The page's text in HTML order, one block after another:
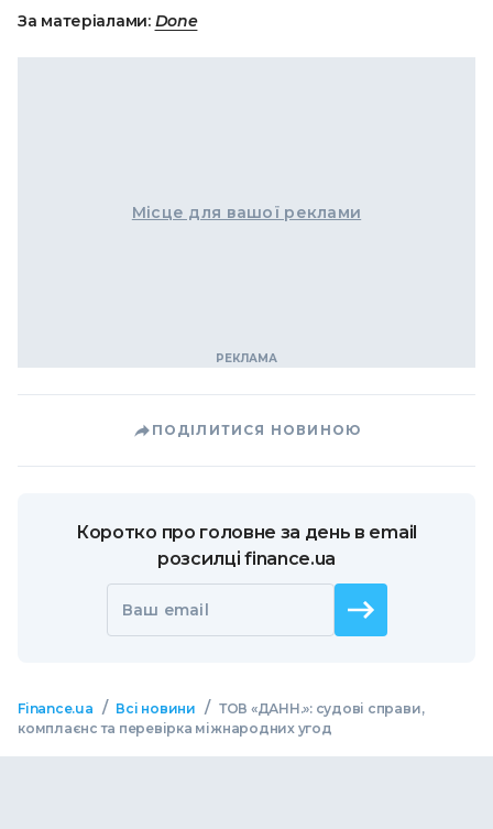
За матеріалами: Done
Місце для вашої реклами
ПОДІЛИТИСЯ НОВИНОЮ
Коротко про головне за день в email
розсилці finance.ua
Ваш email
Finance.ua / Всі новини / ТОВ «ДАНН.»: судові справи,
комплаєнс та перевірка міжнародних угод